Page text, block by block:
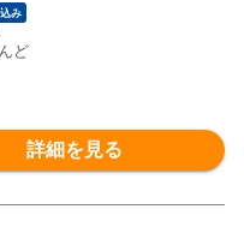
み
ど
詳細を見る